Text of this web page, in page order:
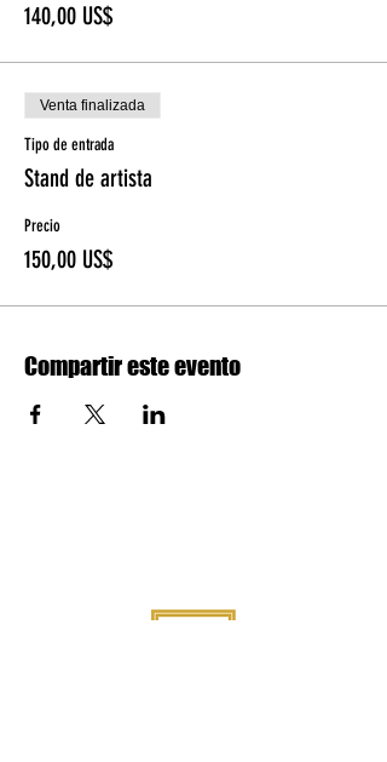
140,00 US$
Venta finalizada
Tipo de entrada
Stand de artista
Precio
150,00 US$
Compartir este evento